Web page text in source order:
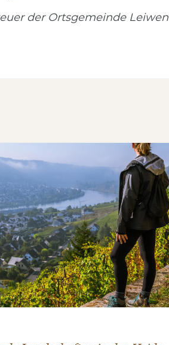
der Ortsgemeinde Leiwen